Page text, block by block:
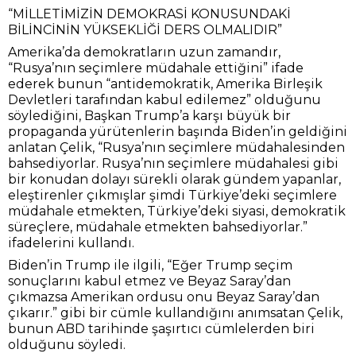
“MİLLETİMİZİN DEMOKRASİ KONUSUNDAKİ
BİLİNCİNİN YÜKSEKLİĞİ DERS OLMALIDIR”
Amerika’da demokratların uzun zamandır,
“Rusya’nın seçimlere müdahale ettiğini” ifade
ederek bunun “antidemokratik, Amerika Birleşik
Devletleri tarafından kabul edilemez” olduğunu
söylediğini, Başkan Trump’a karşı büyük bir
propaganda yürütenlerin başında Biden’in geldiğini
anlatan Çelik, “Rusya’nın seçimlere müdahalesinden
bahsediyorlar. Rusya’nın seçimlere müdahalesi gibi
bir konudan dolayı sürekli olarak gündem yapanlar,
eleştirenler çıkmışlar şimdi Türkiye’deki seçimlere
müdahale etmekten, Türkiye’deki siyasi, demokratik
süreçlere, müdahale etmekten bahsediyorlar.”
ifadelerini kullandı.
Biden’in Trump ile ilgili, “Eğer Trump seçim
sonuçlarını kabul etmez ve Beyaz Saray’dan
çıkmazsa Amerikan ordusu onu Beyaz Saray’dan
çıkarır.” gibi bir cümle kullandığını anımsatan Çelik,
bunun ABD tarihinde şaşırtıcı cümlelerden biri
olduğunu söyledi.